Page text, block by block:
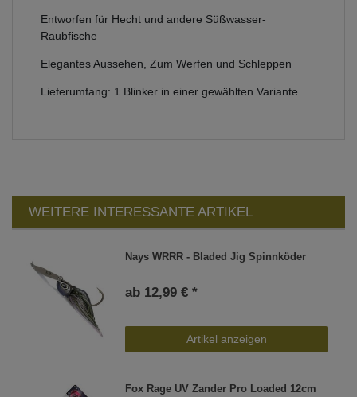
Entworfen für Hecht und andere Süßwasser-
Raubfische
Elegantes Aussehen, Zum Werfen und Schleppen
Lieferumfang: 1 Blinker in einer gewählten Variante
WEITERE INTERESSANTE ARTIKEL
Nays WRRR - Bladed Jig Spinnköder
ab 12,99 € *
Artikel anzeigen
Fox Rage UV Zander Pro Loaded 12cm